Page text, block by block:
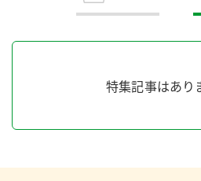
酢
みりん風・料理酒
商品ブランドサイト
企業情報
特集記事はあり